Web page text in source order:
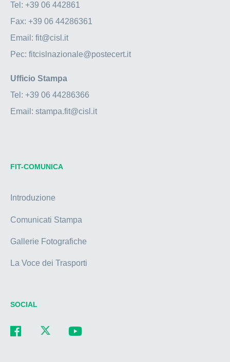
Tel: +39 06 442861
Fax: +39 06 44286361
Email: fit@cisl.it
Pec: fitcislnazionale@postecert.it
Ufficio Stampa
Tel: +39 06 44286366
Email: stampa.fit@cisl.it
FIT-COMUNICA
Introduzione
Comunicati Stampa
Gallerie Fotografiche
La Voce dei Trasporti
SOCIAL